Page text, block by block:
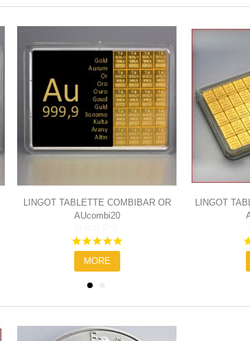
LINGOT TABLETTE COMBIBAR OR
20X1G
AUcombi20
5.0
MORE
LINGOT